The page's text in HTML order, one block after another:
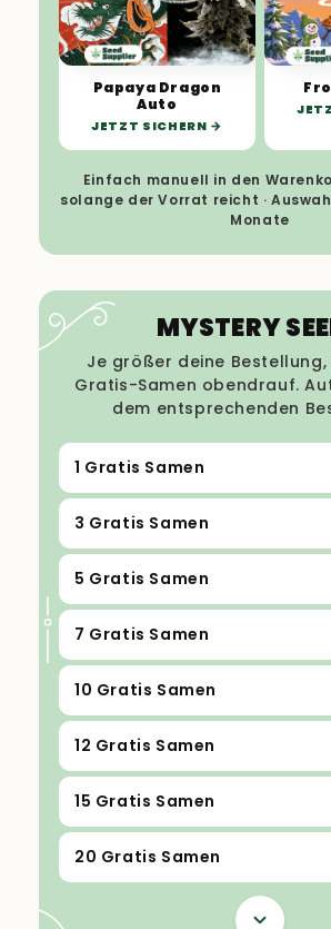
Papaya Dragon
Auto
JETZT SICHERN
Einfach manuell in den
solange der Vorrat reicht ·
Monate
MYSTERY
Je größer deine
Gratis-Samen obendrauf.
dem entsprechenden
1 Gratis Samen
3 Gratis Samen
5 Gratis Samen
7 Gratis Samen
10 Gratis Samen
12 Gratis Samen
15 Gratis Samen
20 Gratis Samen